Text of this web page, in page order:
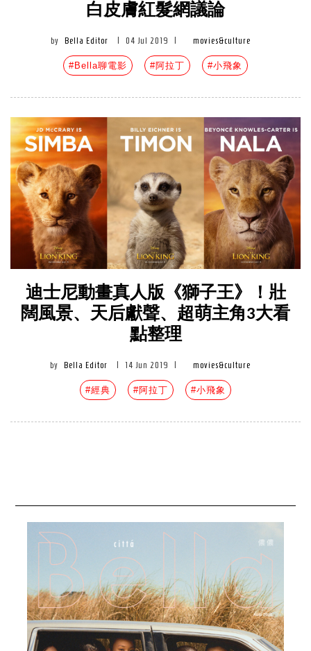
白皮膚紅髮網議論
by Bella Editor 04 Jul 2019 movies&culture
#Bella聊電影 #阿拉丁 #小飛象
迪士尼動畫真人版《獅子王》！壯
闊風景、天后獻聲、超萌主角3大看
點整理
by Bella Editor 14 Jun 2019 movies&culture
#經典 #阿拉丁 #小飛象